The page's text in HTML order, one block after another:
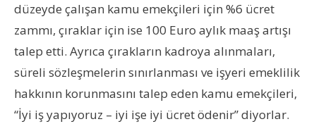
düzeyde çalışan kamu emekçileri için %6 ücret
zammı, çıraklar için ise 100 Euro aylık maaş artışı
talep etti. Ayrıca çırakların kadroya alınmaları,
süreli sözleşmelerin sınırlanması ve işyeri emeklilik
hakkının korunmasını talep eden kamu emekçileri,
“İyi iş yapıyoruz – iyi işe iyi ücret ödenir” diyorlar.